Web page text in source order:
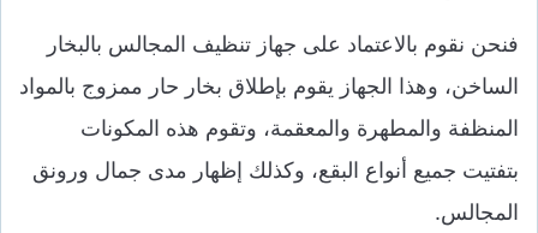
فنحن نقوم بالاعتماد على جهاز تنظيف المجالس بالبخار
الساخن، وهذا الجهاز يقوم بإطلاق بخار حار ممزوج بالمواد
المنظفة والمطهرة والمعقمة، وتقوم هذه المكونات
بتفتيت جميع أنواع البقع، وكذلك إظهار مدى جمال ورونق
المجالس.